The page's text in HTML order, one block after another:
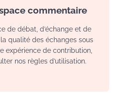
commentaire
de débat, d’échange et de
qualité des échanges sous
expérience de contribution,
nos règles d’utilisation.